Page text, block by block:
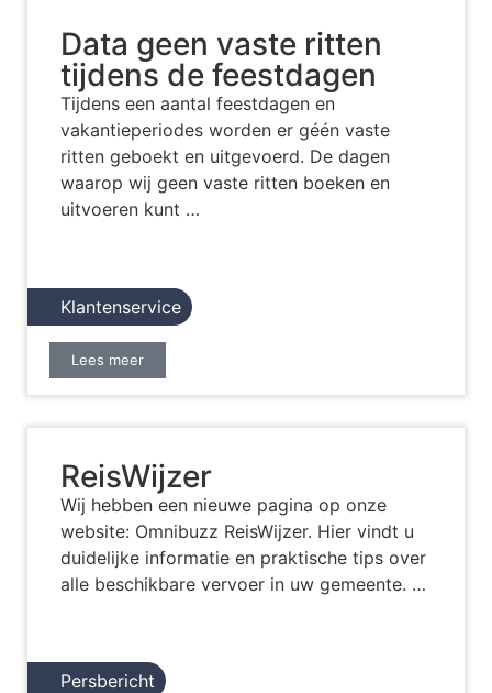
Data geen vaste ritten
tijdens de feestdagen
Tijdens een aantal feestdagen en
vakantieperiodes worden er géén vaste
ritten geboekt en uitgevoerd. De dagen
waarop wij geen vaste ritten boeken en
uitvoeren kunt …
Klantenservice
Lees meer
ReisWijzer
Wij hebben een nieuwe pagina op onze
website: Omnibuzz ReisWijzer. Hier vindt u
duidelijke informatie en praktische tips over
alle beschikbare vervoer in uw gemeente. …
Persbericht